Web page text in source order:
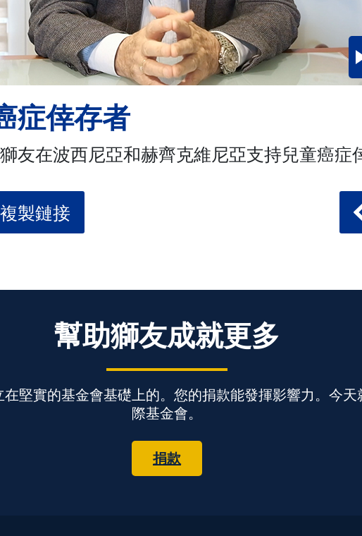
症倖存者
友在波西尼亞和赫齊克維尼亞支持兒童癌症
複製鏈接
幫助獅友成就更多
堅實的基金會基礎上的。您的捐款能發揮影響力。今天
際基金會。
捐款